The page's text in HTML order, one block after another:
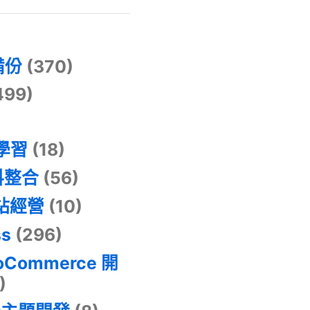
份 (370)
習 (18)
合(56)
經營 (10)
(296)
開